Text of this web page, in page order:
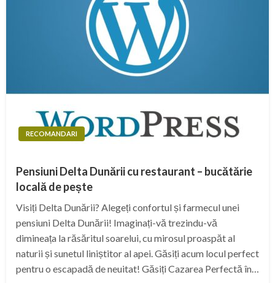
RECOMANDARI
Pensiuni Delta Dunării cu restaurant – bucătărie
locală de pește
Visiți Delta Dunării? Alegeți confortul și farmecul unei
pensiuni Delta Dunării! Imaginați-vă trezindu-vă
dimineața la răsăritul soarelui, cu mirosul proaspăt al
naturii și sunetul liniștitor al apei. Găsiți acum locul perfect
pentru o escapadă de neuitat! Găsiți Cazarea Perfectă în…